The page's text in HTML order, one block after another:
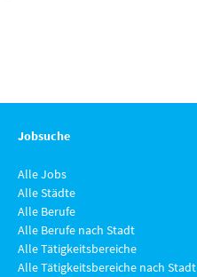
Jobsuche
Alle Jobs
Alle Städte
Alle Berufe
Alle Berufe nach Stadt
Alle Tätigkeitsbereiche
Alle Tätigkeitsbereiche nach Stadt